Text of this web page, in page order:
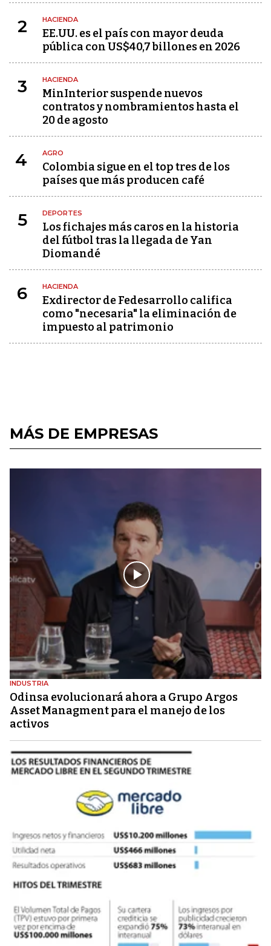
2 HACIENDA
EE.UU. es el país con mayor deuda
pública con US$40,7 billones en 2026
3 HACIENDA
MinInterior suspende nuevos
contratos y nombramientos hasta el
20 de agosto
4 AGRO
Colombia sigue en el top tres de los
países que más producen café
5 DEPORTES
Los fichajes más caros en la historia
del fútbol tras la llegada de Yan
Diomandé
6 HACIENDA
Exdirector de Fedesarrollo califica
como "necesaria" la eliminación de
impuesto al patrimonio
MÁS DE EMPRESAS
INDUSTRIA
Odinsa evolucionará ahora a Grupo Argos
Asset Managment para el manejo de los
activos